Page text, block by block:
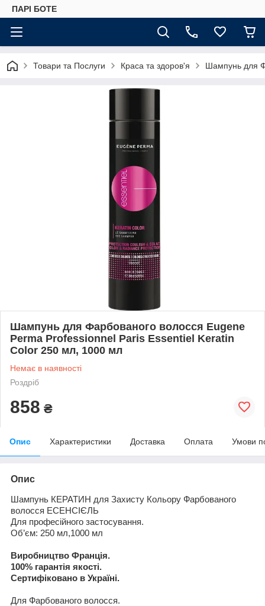
ПАРІ БОТЕ
Товари та Послуги Краса та здоров'я Шампунь для
Шампунь для Фарбованого волосся Eugene
Perma Professionnel Paris Essentiel Keratin
Color 250 мл, 1000 мл
Немає в наявності
Роздріб
858 ₴
Опис Характеристики Доставка Оплата Умови
Опис
Ш ампунь КЕРАТИН для Захисту Кольору Фарбованого
волосся ЕСЕНСІЄЛЬ
Для професійного застосування.
Об’єм: 250 мл,1000 мл
Виробництво Франція.
100% гарантія якості.
Сертифіковано в Україні.
Для Фарбованого волосся.